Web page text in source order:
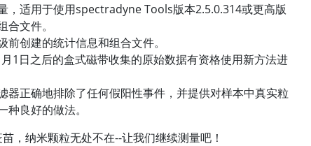
，适用于使用spectradyne Tools版本2.5.0.314或更高版
文件。
创建的统计信息和组合文件。
1日之后的盒式磁带收集的原始数据有资格使用新方法进
器正确地排除了任何假阳性事件，并提供对样本中真实粒
良好的做法。
，纳米颗粒无处不在--让我们继续测量吧！